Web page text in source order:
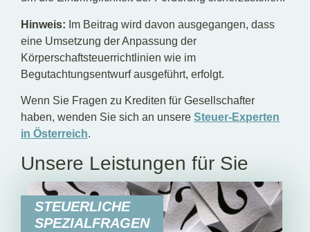
Hinweis: Im Beitrag wird davon ausgegangen, dass
eine Umsetzung der Anpassung der
Körperschaftsteuerrichtlinien wie im
Begutachtungsentwurf ausgeführt, erfolgt.
Wenn Sie Fragen zu Krediten für Gesellschafter
haben, wenden Sie sich an unsere Steuer-Experten
in Österreich.
Unsere Leistungen für Sie
STEUERLICHE
SPEZIALFRAGEN